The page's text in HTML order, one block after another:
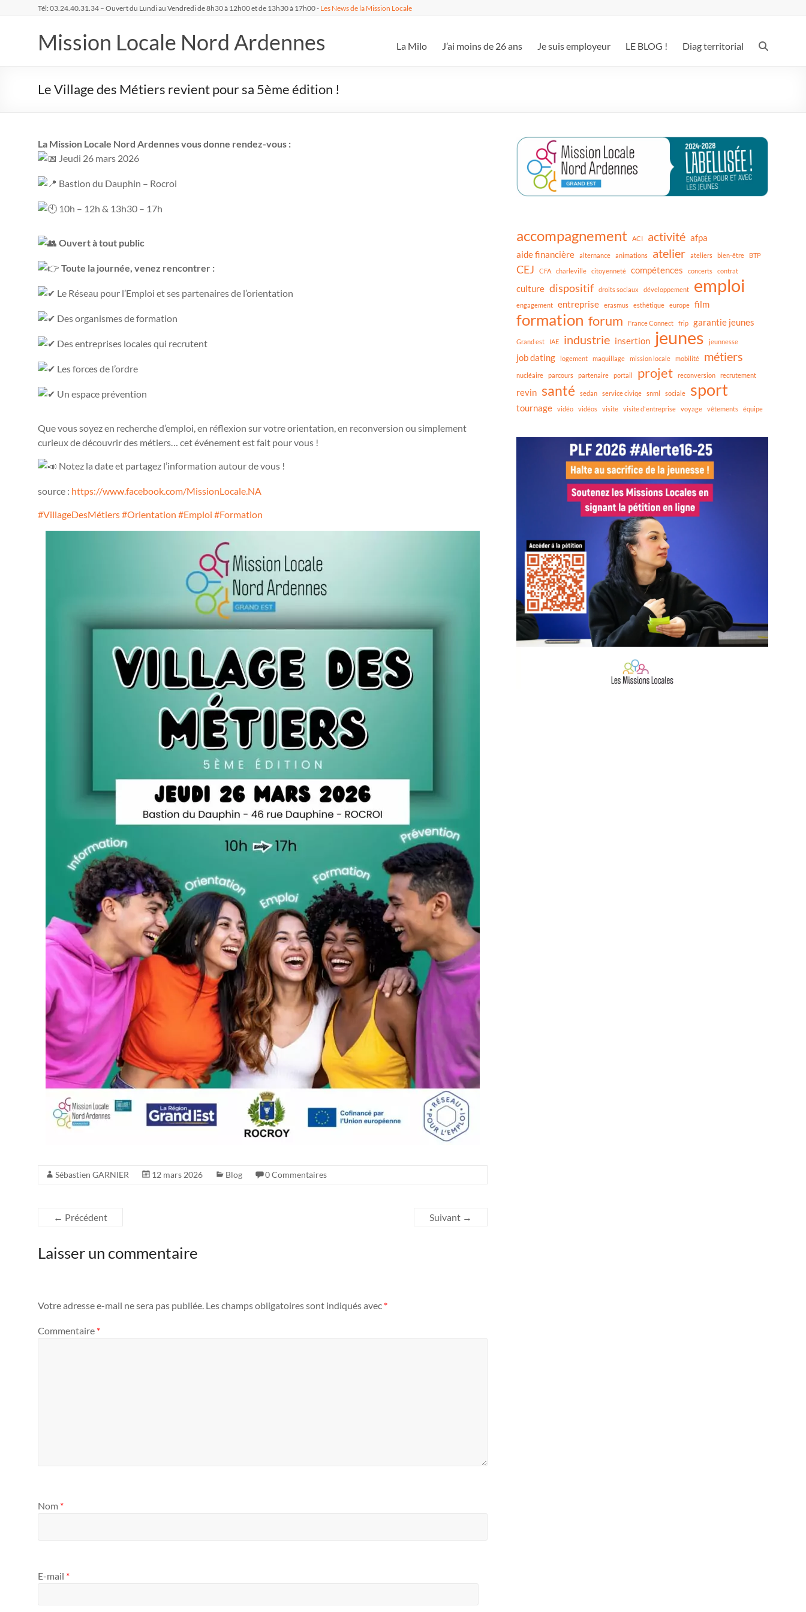
Tél: 03.24.40.31.34 – Ouvert du Lundi au Vendredi de 8h30 à 12h00 et de 13h30 à 17h00 - Les News de la Mission Locale
Mission Locale Nord Ardennes La Milo J’ai moins de 26 ans Je suis employeur LE BLOG ! Diag territorial
Le Village des Métiers revient pour sa 5ème édition !
La Mission Locale Nord Ardennes vous donne rendez-vous :
Jeudi 26 mars 2026
Bastion du Dauphin – Rocroi
10h – 12h & 13h30 – 17h
Ouvert à tout public
Toute la journée, venez rencontrer :
Le Réseau pour l’Emploi et ses partenaires de l’orientation
Des organismes de formation
Des entreprises locales qui recrutent
Les forces de l’ordre
Un espace prévention
Que vous soyez en recherche d’emploi, en réflexion sur votre orientation, en reconversion ou simplement
curieux de découvrir des métiers… cet événement est fait pour vous !
Notez la date et partagez l’information autour de vous !
source : https://www.facebook.com/MissionLocale.NA
#VillageDesMétiers#Orientation #Emploi #Formation
Sébastien GARNIER 12 mars 2026 Blog 0 Commentaires
← Précédent Suivant →
Laisser un commentaire
Votre adresse e-mail ne sera pas publiée. Les champs obligatoires sont indiqués avec *
Commentaire *
Nom *
E-mail *
accompagnement ACI activité afpa
aide financière
alternance animations atelier ateliers bien-être BTP
CEJ CFA charleville citoyenneté compétences concerts contrat
culture dispositif droits sociaux développement emploi
engagement entreprise erasmus esthétique europe film
formation forum France Connect frip garantie jeunes
Grand est IAE industrie insertion jeunes jeunnesse
job dating logement maquillage mission locale mobilité métiers
nucléaire parcours partenaire portail projet reconversion recrutement
revin santé sedan service civiqe snml sociale sport
tournage vidéo vidéos visite visite d'entreprise voyage vêtements équipe